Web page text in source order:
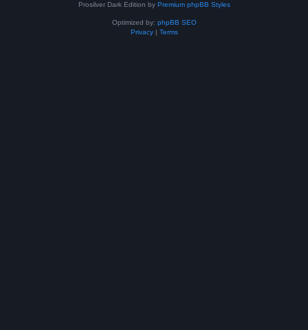
Prosilver Dark Edition by Premium phpBB Styles
Optimized by: phpBB SEO
Privacy| Terms